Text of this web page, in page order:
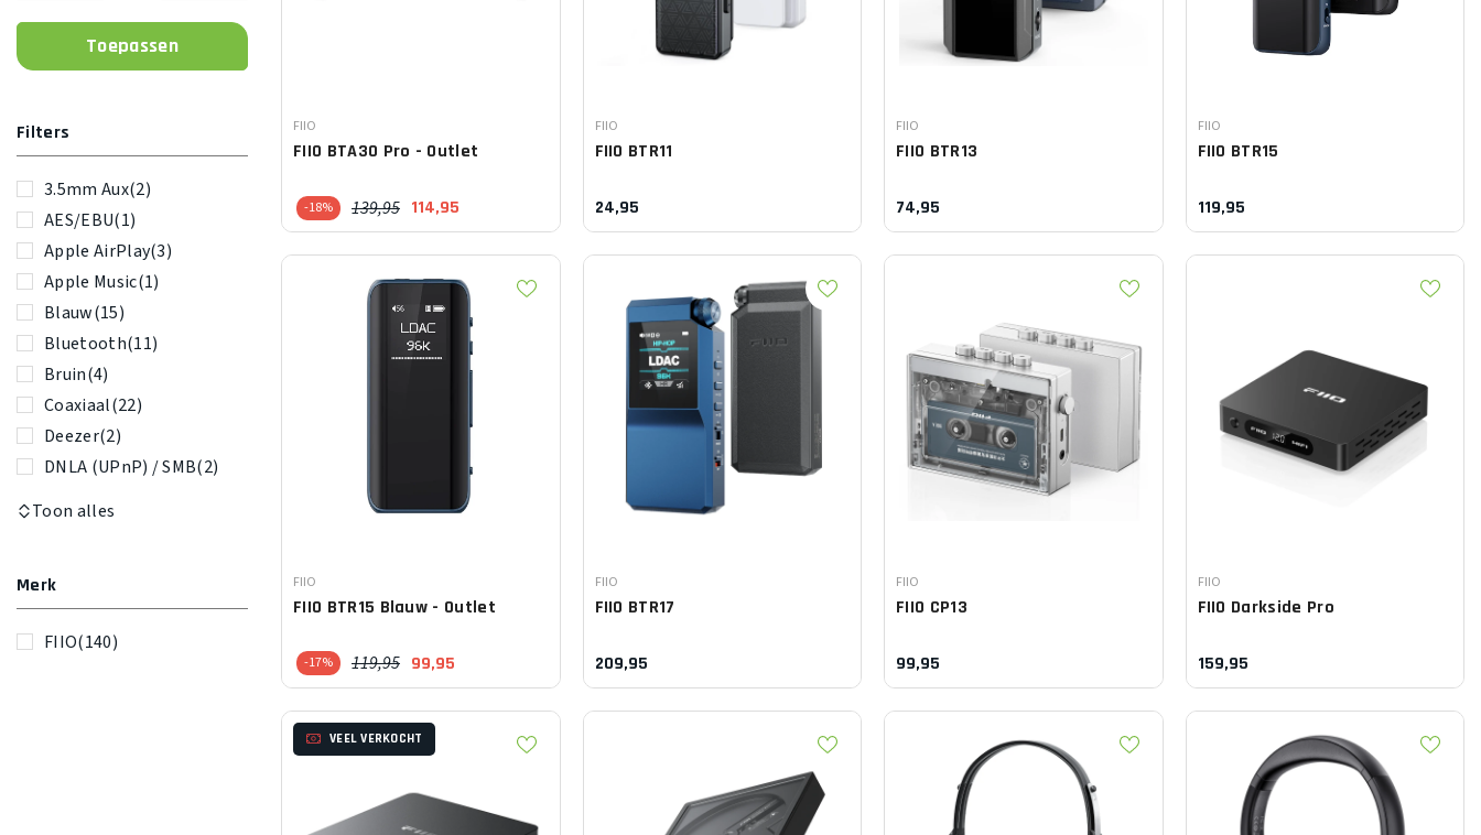
Filters
3.5mm Aux(2)
AES/EBU(1)
Apple AirPlay(3)
Apple Music(1)
Blauw(15)
Bluetooth(11)
Bruin(4)
Coaxiaal(22)
Deezer(2)
DNLA (UPnP) / SMB(2)
Toon alles
Merk
FIIO(140)
Leverancier:
FIIO
FIIO BTA30 Pro - Outlet
-18% 139,95 114,95
Leverancier:
FIIO
FIIO BTR11
24,95
Leverancier:
FIIO
FIIO BTR13
74,95
Leverancier:
FIIO
FIIO BTR15
119,95
Leverancier:
FIIO
FIIO BTR15 Blauw - Outlet
-17% 119,95 99,95
Leverancier:
FIIO
FIIO BTR17
209,95
Leverancier:
FIIO
FIIO CP13
99,95
Leverancier:
FIIO
FIIO Darkside Pro
159,95
VEEL VERKOCHT